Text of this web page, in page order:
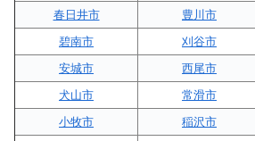
春日井市
豊川市
碧南市
刈谷市
安城市
西尾市
犬山市
常滑市
小牧市
稲沢市